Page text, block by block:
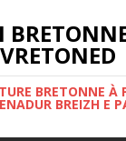
BRETONNE À
BREIZH E